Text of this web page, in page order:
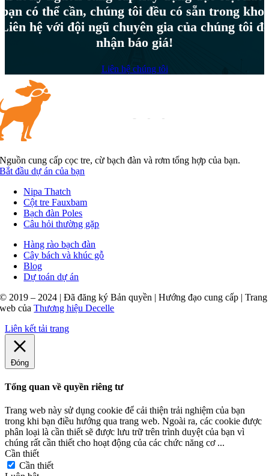
bạn có thể cần, chúng tôi đều có sẵn trong kho!
Liên hệ với đội ngũ chuyên gia của chúng tôi để
nhận báo giá!
Liên hệ chúng tôi
Nguồn cung cấp cọc tre, cừ bạch đàn và rơm tổng hợp của bạn.
Bắt đầu dự án của bạn
Nipa Thatch
Cột tre Fauxbam
Bạch đàn Poles
Câu hỏi thường gặp
Hàng rào bạch đàn
Cây bách và khúc gỗ
Blog
Dự toán dự án
© 2019 – 2024 | Đã đăng ký Bản quyền | Hướng đạo cung cấp | Trang
web củaThương hiệu Decelle
Liên kết tải trang
Đóng
Tổng quan về quyền riêng tư
Trang web này sử dụng cookie để cải thiện trải nghiệm của bạn
trong khi bạn điều hướng qua trang web. Ngoài ra, các cookie được
phân loại là cần thiết sẽ được lưu trữ trên trình duyệt của bạn vì
chúng rất cần thiết cho hoạt động của các chức năng cơ ...
Cần thiết
Cần thiết